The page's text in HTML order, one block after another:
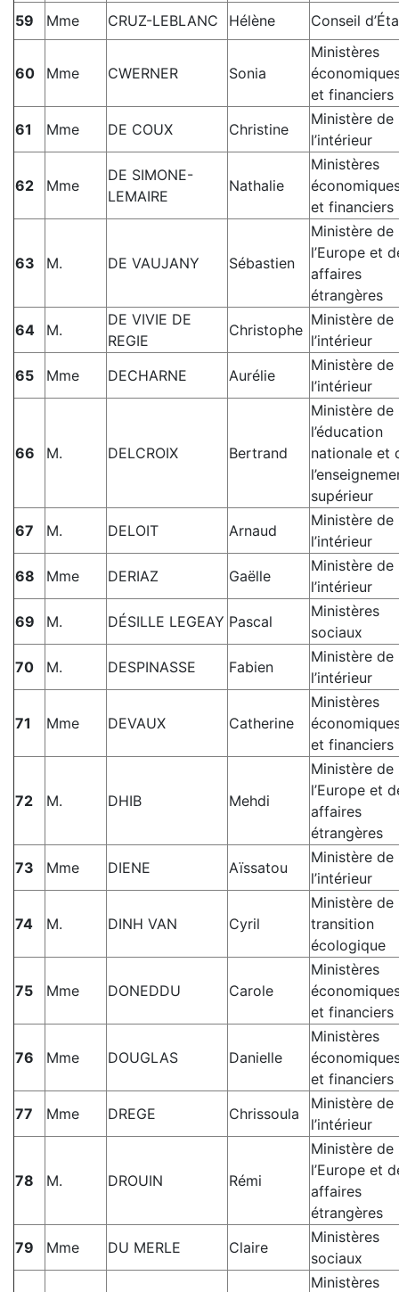
59
Mme CRUZ-LEBLANC Hélène Conseil
60 Mme CWERNER Sonia
Ministères
et financiers
61
Mme DE COUX Christine
Ministère de
l’intérieur
62 Mme
DE SIMONE-
LEMAIRE
Nathalie
Ministères
et financiers
63 M. DE VAUJANY Sébastien
Ministère de
l’Europe et
affaires
étrangères
64
M.
DE VIVIE DE
REGIE
Christophe
Ministère de
l’intérieur
65
Mme DECHARNE Aurélie
Ministère de
l’intérieur
66 M. DELCROIX Bertrand
Ministère de
l’éducation
nationale et
supérieur
67
M. DELOIT Arnaud
Ministère de
l’intérieur
68
Mme DERIAZ Gaëlle
Ministère de
l’intérieur
69
M. DÉSILLE LEGEAY Pascal
Ministères
sociaux
70
M. DESPINASSE Fabien
Ministère de
l’intérieur
71 Mme DEVAUX Catherine
Ministères
et financiers
72 M. DHIB Mehdi
Ministère de
l’Europe et
affaires
étrangères
73
Mme DIENE Aïssatou
Ministère de
l’intérieur
74 M. DINH VAN Cyril
Ministère de
transition
écologique
75 Mme DONEDDU Carole
Ministères
et financiers
76 Mme DOUGLAS Danielle
Ministères
et financiers
77
Mme DREGE Chrissoula
Ministère de
l’intérieur
78 M. DROUIN Rémi
Ministère de
l’Europe et
affaires
étrangères
79
Mme DU MERLE Claire
Ministères
sociaux
Ministères